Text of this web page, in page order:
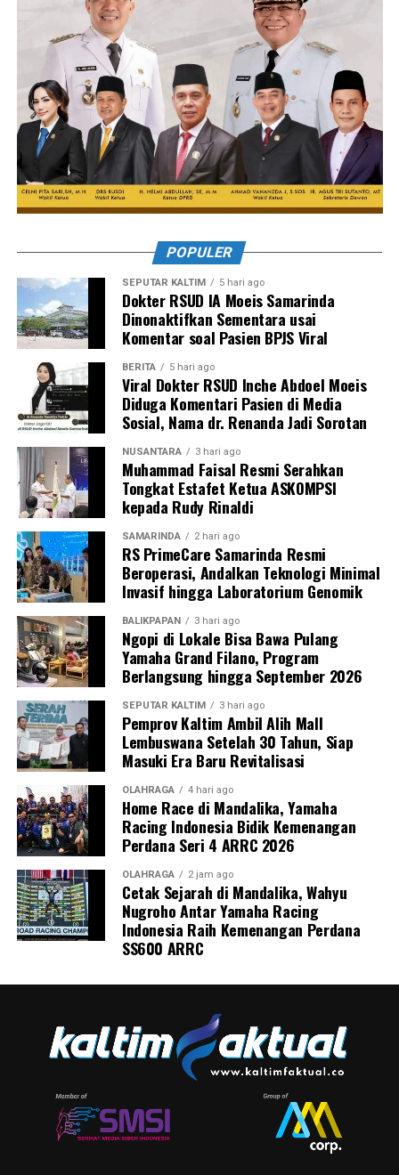
POPULER
SEPUTAR KALTIM 5 hari ago
Dokter RSUD IA Moeis Samarinda
Dinonaktifkan Sementara usai
Komentar soal Pasien BPJS Viral
BERITA 5 hari ago
Viral Dokter RSUD Inche Abdoel Moeis
Diduga Komentari Pasien di Media
Sosial, Nama dr. Renanda Jadi Sorotan
NUSANTARA 3 hari ago
Muhammad Faisal Resmi Serahkan
Tongkat Estafet Ketua ASKOMPSI
kepada Rudy Rinaldi
SAMARINDA 2 hari ago
RS PrimeCare Samarinda Resmi
Beroperasi, Andalkan Teknologi Minimal
Invasif hingga Laboratorium Genomik
BALIKPAPAN 3 hari ago
Ngopi di Lokale Bisa Bawa Pulang
Yamaha Grand Filano, Program
Berlangsung hingga September 2026
SEPUTAR KALTIM 3 hari ago
Pemprov Kaltim Ambil Alih Mall
Lembuswana Setelah 30 Tahun, Siap
Masuki Era Baru Revitalisasi
OLAHRAGA 4 hari ago
Home Race di Mandalika, Yamaha
Racing Indonesia Bidik Kemenangan
Perdana Seri 4 ARRC 2026
OLAHRAGA 2 jam ago
Cetak Sejarah di Mandalika, Wahyu
Nugroho Antar Yamaha Racing
Indonesia Raih Kemenangan Perdana
SS600 ARRC